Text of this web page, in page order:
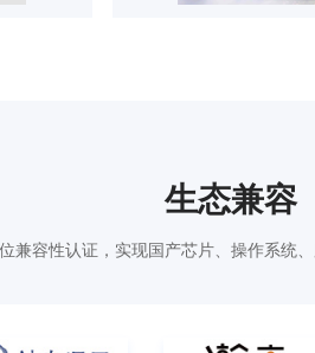
生态兼容
兼容性认证，实现国产芯片、操作系统